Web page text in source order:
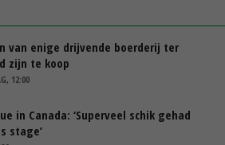
van enige drijvende boerderij ter
zijn te koop
12:00
in Canada: ‘Superveel schik gehad
stage’